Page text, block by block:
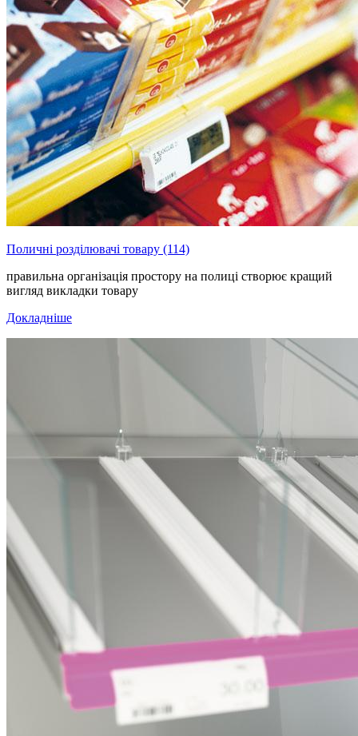
Поличні розділювачі товару (114)
правильна організація простору на полиці створює кращий
вигляд викладки товару
Докладніше